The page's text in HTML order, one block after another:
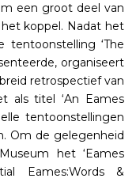
een groot deel van
koppel. Nadat het
tentoonstelling ‘The
organiseert
retrospectief van
als titel ‘An Eames
tentoonstellingen
Om de gelegenheid
het ‘Eames
Eames:Words &